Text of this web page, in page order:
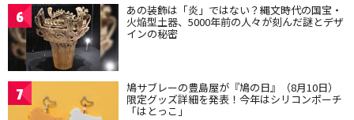
6 あの装飾は「炎」ではない？縄文時代の国宝・
火焔型土器、5000年前の人々が刻んだ謎とデザ
インの秘密
7 鳩サブレーの豊島屋が『鳩の日』（8月10日）
限定グッズ詳細を発表！今年はシリコンポーチ
「はとっこ」